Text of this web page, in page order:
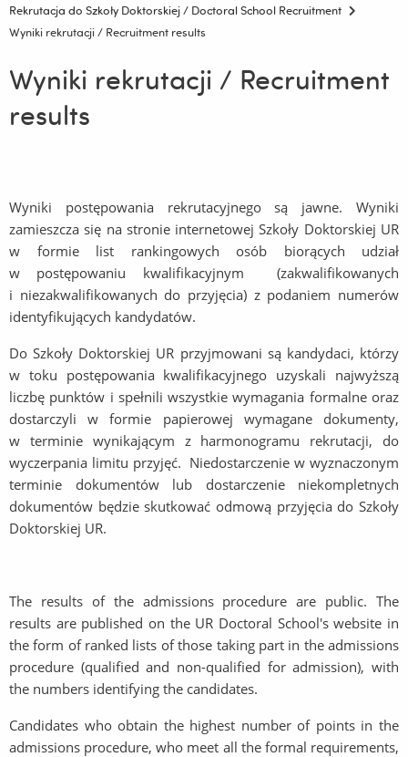
Rekrutacja do Szkoły Doktorskiej / Doctoral School Recruitment
Wyniki rekrutacji / Recruitment results
Wyniki rekrutacji / Recruitment
results
Wyniki postępowania rekrutacyjnego są jawne. Wyniki
zamieszcza się na stronie internetowej Szkoły Doktorskiej UR
w formie list rankingowych osób biorących udział
w postępowaniu kwalifikacyjnym (zakwalifikowanych
i niezakwalifikowanych do przyjęcia) z podaniem numerów
identyfikujących kandydatów.
Do Szkoły Doktorskiej UR przyjmowani są kandydaci, którzy
w toku postępowania kwalifikacyjnego uzyskali najwyższą
liczbę punktów i spełnili wszystkie wymagania formalne oraz
dostarczyli w formie papierowej wymagane dokumenty,
w terminie wynikającym z harmonogramu rekrutacji, do
wyczerpania limitu przyjęć. Niedostarczenie w wyznaczonym
terminie dokumentów lub dostarczenie niekompletnych
dokumentów będzie skutkować odmową przyjęcia do Szkoły
Doktorskiej UR.
The results of the admissions procedure are public. The
results are published on the UR Doctoral School's website in
the form of ranked lists of those taking part in the admissions
procedure (qualified and non-qualified for admission), with
the numbers identifying the candidates.
Candidates who obtain the highest number of points in the
admissions procedure, who meet all the formal requirements,